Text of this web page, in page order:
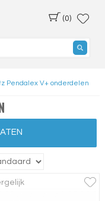
(0)
Pendalex V+ onderdelen